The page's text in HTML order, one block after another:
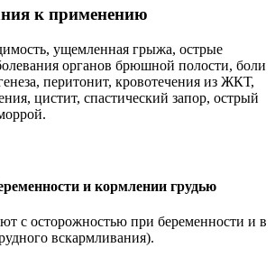
к применению
ущемленная грыжа, острые
органов брюшной полости, боли
перитонит, кровотечения из ЖКТ,
цистит, спастический запор, острый
и кормлении грудью
с осторожностью при беременности и в
вскармливания).